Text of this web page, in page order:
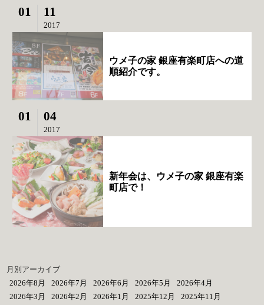
01 11
2017
ウメ子の家 銀座有楽町店への道
順紹介です。
01 04
2017
新年会は、ウメ子の家 銀座有楽
町店で！
月別アーカイブ
2026年8月
2026年7月 2026年6月 2026年5月
2026年4月
2026年3月
2026年2月 2026年1月 2025年12月
2025年11月